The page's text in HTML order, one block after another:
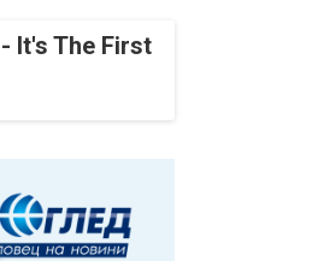
It's The First